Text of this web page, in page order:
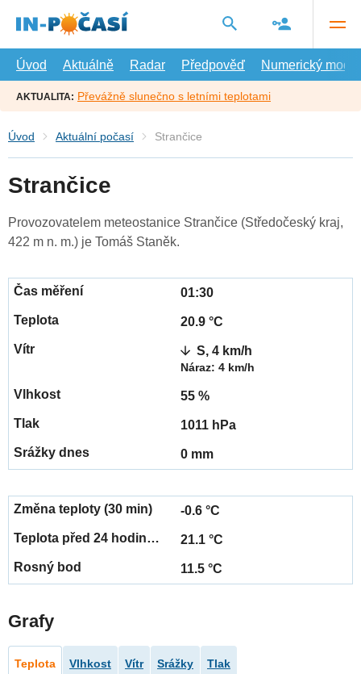
hlavní
Úvod
Aktuálně Radar Předpověď Numerický model
AKTUALITA: Převážně slunečno s letními teplotami
Úvod Aktuální počasí Strančice
Strančice
Provozovatelem meteostanice Strančice (Středočeský kraj,
422 m n. m.) je Tomáš Staněk.
01:30
20.9 °C
S, 4 km/h
Náraz: 4 km/h
55 %
1011 hPa
0 mm
-0.6 °C
21.1 °C
11.5 °C
Grafy
Teplota Vlhkost Vítr Srážky Tlak